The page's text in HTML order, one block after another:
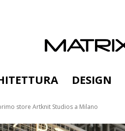
DESIGN
store Artknit Studios a Milano